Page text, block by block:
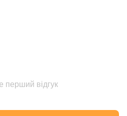
перший відгук